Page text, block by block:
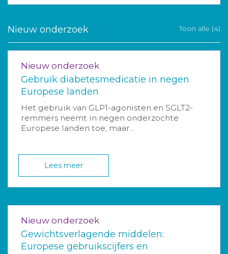
Nieuw onderzoek Toon alle (4)
Nieuw onderzoek
Gebruik diabetesmedicatie in negen
Europese landen
Het gebruik van GLP1-agonisten en SGLT2-
remmers neemt in negen onderzochte
Europese landen toe, maar...
Lees meer
Nieuw onderzoek
Gewichtsverlagende middelen:
Europese gebruikscijfers en